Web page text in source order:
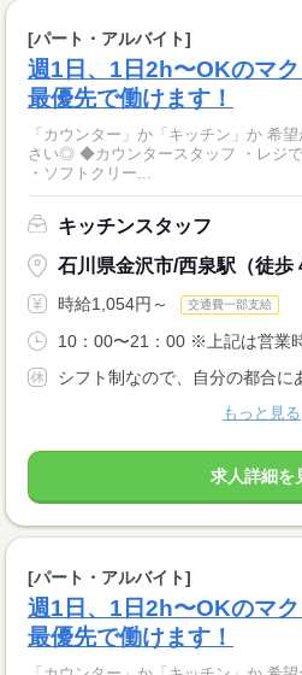
[パート・アルバイト]
週1日、1日2h〜OKのマ
最優先で働けます！
「カウンター」か「キッチン」か 希
さい◎ ◆カウンタースタッフ ・レジでの接客、注文 ・ドリンク作り
・ソフトクリー...
キッチンスタッフ
石川県金沢市/西泉駅（徒歩
時給1,054円～ 交通費一部支給
10：00〜21：00 ※上記は営業
シフト制なので、自分の都合に
もっと見る
求人詳細を
[パート・アルバイト]
週1日、1日2h〜OKのマ
最優先で働けます！